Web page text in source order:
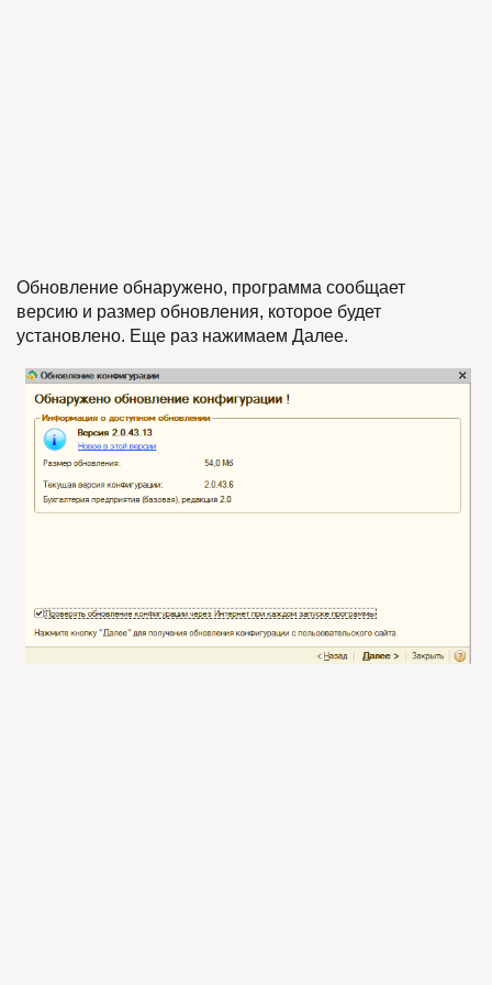
Обновление обнаружено, программа сообщает
версию и размер обновления, которое будет
установлено. Еще раз нажимаем Далее.